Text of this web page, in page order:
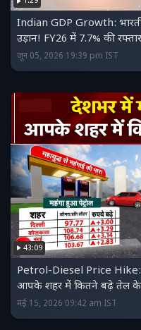
Indian GDP Growth:
उड़ान! FY26 में 7.7% की
जून 05, 2026 19:39 pm IST
43:09
Petrol-Diesel Price Hike:
आपके शहर में कितने बढ़े तेल
मई 15, 2026 09:42 am IST